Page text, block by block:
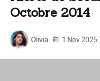
Octobre 2014
Olivia 1 Nov 2025